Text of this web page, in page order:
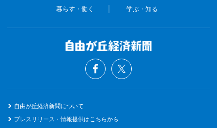
暮らす・働く 学ぶ・知る
自由が丘経済新聞について
プレスリリース・情報提供はこちらから